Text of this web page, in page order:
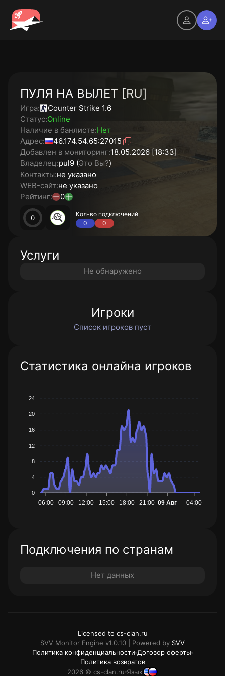
ПУЛЯ НА ВЫЛЕТ [RU]
Игра:
Counter Strike 1.6
Статус:Online
Наличие в банлисте:Нет
Адрес:
46.174.54.65:27015
Добавлен в мониторинг:18.05.2026 [18:33]
Владелец:pul9 (Это Вы?)
Контакты:не указано
WEB-сайт:не указано
Рейтинг:
0
0
Кол-во подключений
0
0
Услуги
Не обнаружено
Игроки
Список игроков пуст
Статистика онлайна игроков
24
20
16
12
8
4
0
06:00 09:00 12:00 15:00 18:00 21:00 09 Авг 04:00
Подключения по странам
Нет данных
Политика конфиденциальности Договор оферты
Политика возвратов
2026 © cs-clan.ru Язык
Licensed to cs-clan.ru
SVV Monitor Engine v1.0.10 | Powered by SVV